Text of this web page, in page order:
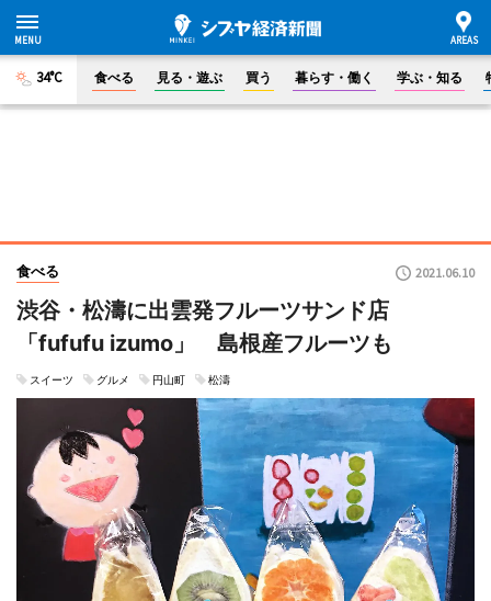
34°C 食べる 見る・遊ぶ 買う 暮らす・働く 学ぶ・知る
食べる 2021.06.10
渋谷・松濤に出雲発フルーツサンド店
「fufufu izumo」 島根産フルーツも
スイーツ グルメ 円山町 松濤